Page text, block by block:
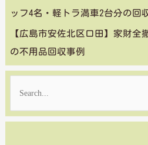
ッフ4名・軽トラ満車2台分の回
【広島市安佐北区口田】家財全
の不用品回収事例
索